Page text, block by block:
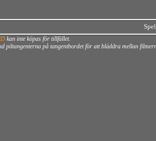
kan inte köpas för tillfället.
piltangenterna på tangentbordet för att bläddra mellan